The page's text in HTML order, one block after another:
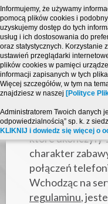
Informujemy, że używamy
pomocą plików cookies i
uzyskujemy dostęp do tych
usług i ich dostosowania do
oraz statystycznych. Korzystanie
ustawień przeglądarki
plików cookies w pamięci
informacji zapisanych w tych
Więcej szczegółów, w tym na
znajdziesz w naszej [Polityce
Administratorem Twoich danych
odpowiedzialnością” sp. k. z
KLIKNIJ i dowiedz się więcej o
Strona zawiera
erotycznym i
które ukończyły
charakter
połączeń
Wchodząc na
regulaminu,